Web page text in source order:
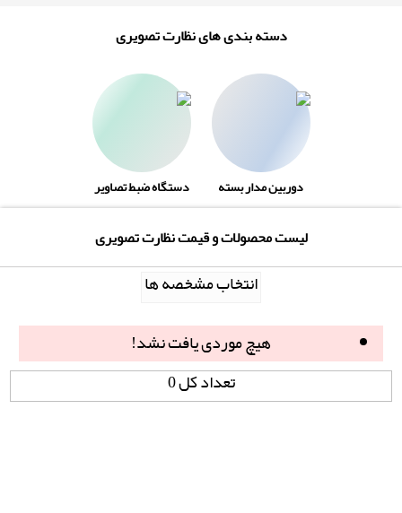
دسته بندی های نظارت تصویری
دوربین مدار بسته دستگاه ضبط تصاویر
لیست محصولات و قیمت نظارت تصویری
انتخاب مشخصه ها
هیچ موردی یافت نشد!
تعداد کل 0